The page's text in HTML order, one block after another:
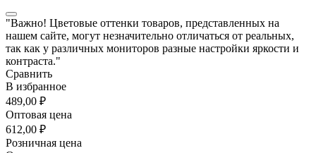
"Важно! Цветовые оттенки товаров, представленных на
нашем сайте, могут незначительно отличаться от реальных,
так как у различных мониторов разные настройки яркости и
контраста."
Сравнить
В избранное
489,00 ₽
Оптовая цена
612,00 ₽
Розничная цена